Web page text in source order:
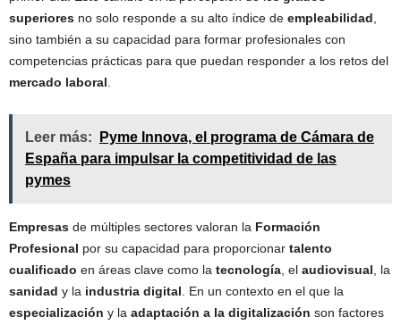
superiores no solo responde a su alto índice de empleabilidad
sino también a su capacidad para formar profesionales con
competencias prácticas para que puedan responder a los retos del
mercado laboral
Leer más:
Pyme Innova, el programa de Cámara de
España para impulsar la competitividad de las
pymes
Empresas de múltiples sectores valoran la Formación
Profesional por su capacidad para proporcionar talento
cualificado en áreas clave como la tecnología , el audiovisual , la
sanidad y la industria digital . En un contexto en el que la
especialización y la adaptación a la digitalización son factores